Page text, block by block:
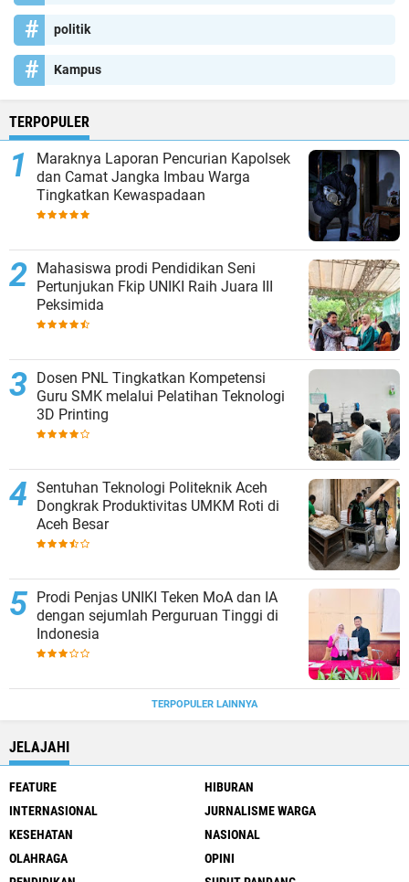
politik
Kampus
TERPOPULER
Maraknya Laporan Pencurian Kapolsek
dan Camat Jangka Imbau Warga
Tingkatkan Kewaspadaan
Mahasiswa prodi Pendidikan Seni
Pertunjukan Fkip UNIKI Raih Juara III
Peksimida
Dosen PNL Tingkatkan Kompetensi
Guru SMK melalui Pelatihan Teknologi
3D Printing
Sentuhan Teknologi Politeknik Aceh
Dongkrak Produktivitas UMKM Roti di
Aceh Besar
Prodi Penjas UNIKI Teken MoA dan IA
dengan sejumlah Perguruan Tinggi di
Indonesia
TERPOPULER LAINNYA
JELAJAHI
FEATURE
HIBURAN
INTERNASIONAL
JURNALISME WARGA
KESEHATAN
NASIONAL
OLAHRAGA
OPINI